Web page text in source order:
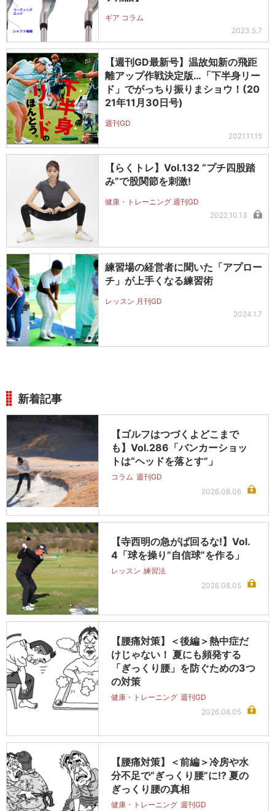
ギア コラム
2023.5.7
【週刊GD最新号】温故知新の飛距
離アップ作戦決定版…「下半身リー
ド」でがっちり振りまショウ！(20
21年11月30日号)
週刊GD
2021.11.15
【らくトレ】Vol.132 “プチ四股踏
み”で股関節を刺激!
健康・トレーニング 週刊GD
2022.10.13
練習場の経営者に聞いた「アプロー
チ」が上手くなる練習術
レッスン 月刊GD
2024.1.7
新着記事
【ゴルフはつづくよどこまで
も】Vol.286「バンカーショッ
トは“ヘッドを落とす”」
コラム 週刊GD
2026.08.06
【寺西明の急がば回るな!】Vol.
4「球を操り”自信球”を作る」
レッスン 練習法
2026.08.05
【腰痛対策】＜後編＞熱中症だ
けじゃない！ 夏にも頻発する
「ぎっくり腰」を防ぐための3つ
の対策
健康・トレーニング 週刊GD
2026.08.05
【腰痛対策】＜前編＞冷房や水
分不足で“ぎっくり腰”に!? 夏の
ぎっくり腰の真相
健康・トレーニング 週刊GD